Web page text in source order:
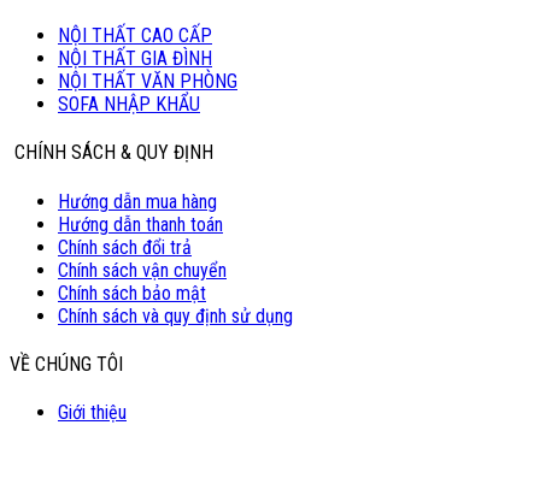
NỘI THẤT CAO CẤP
NỘI THẤT GIA ĐÌNH
NỘI THẤT VĂN PHÒNG
SOFA NHẬP KHẨU
CHÍNH SÁCH & QUY ĐỊNH
Hướng dẫn mua hàng
Hướng dẫn thanh toán
Chính sách đổi trả
Chính sách vận chuyển
Chính sách bảo mật
Chính sách và quy định sử dụng
VỀ CHÚNG TÔI
Giới thiệu